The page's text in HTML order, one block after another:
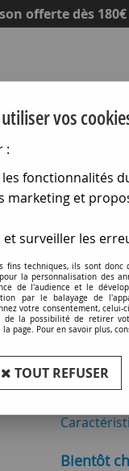
offerte dès 180€
droits> G5
G5
Soyez
4,90
Réf. :
Bientôt
vos
:
fonctionnalités
marketing et
surveiller les
fins techniques, ils sont donc
la personnalisation des
de l'audience et le
par le balayage de
votre consentement, celui-
de la possibilité de retirer
page. Pour en savoir plus,
TOUT REFUSER